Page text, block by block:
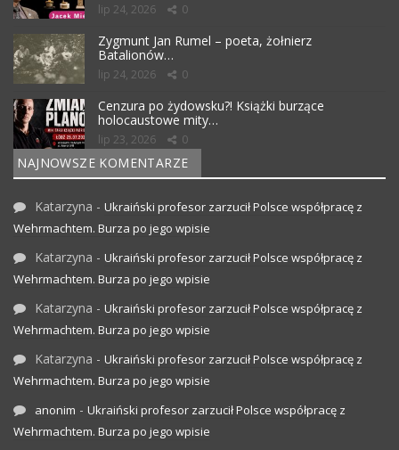
lip 24, 2026 0
Zygmunt Jan Rumel – poeta, żołnierz
Batalionów…
lip 24, 2026 0
Cenzura po żydowsku?! Książki burzące
holocaustowe mity…
lip 23, 2026 0
NAJNOWSZE KOMENTARZE
Katarzyna - Ukraiński profesor zarzucił Polsce współpracę z
Wehrmachtem. Burza po jego wpisie
Katarzyna - Ukraiński profesor zarzucił Polsce współpracę z
Wehrmachtem. Burza po jego wpisie
Katarzyna - Ukraiński profesor zarzucił Polsce współpracę z
Wehrmachtem. Burza po jego wpisie
Katarzyna - Ukraiński profesor zarzucił Polsce współpracę z
Wehrmachtem. Burza po jego wpisie
anonim - Ukraiński profesor zarzucił Polsce współpracę z
Wehrmachtem. Burza po jego wpisie